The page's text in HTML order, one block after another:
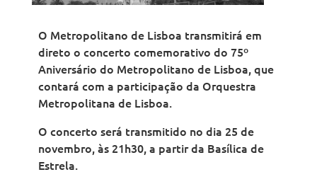
O Metropolitano de Lisboa transmitirá em
direto o concerto comemorativo do 75º
Aniversário do Metropolitano de Lisboa, que
contará com a participação da Orquestra
Metropolitana de Lisboa.
O concerto será transmitido no dia 25 de
novembro, às 21h30, a partir da Basílica de
Estrela.